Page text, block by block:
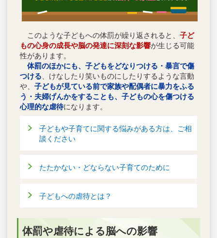
このような子どもへの体罰が繰り返されると、 子ど
もの心身の成長や脳の発達に深刻な影響が生じる可能
性があります。
体罰のほかにも、子どもをどなりつける・暴言で傷
つける 、けなしたり笑いものにしたりするような言動
や、 子どもが見ている前で家族や配偶者に暴力をふる
う・夫婦げんかをすることも、子どもの心を傷つける
心理的な虐待になります。
子どもや子育てに関する悩みがある方は、ご相
談ください
たたかない・どならない子育てのために
子どもへの虐待とは？
体罰や虐待による脳への影響